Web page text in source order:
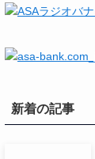
新着の記事